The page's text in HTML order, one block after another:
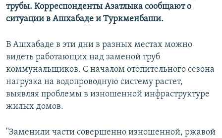
трубы. Корреспонденты Азатлыка сообщают о
ситуации в Ашхабаде и Туркменбаши.
В Ашхабаде в эти дни в разных местах можно
видеть работающих над заменой труб
коммунальщиков. С началом отопительного сезона
нагрузка на водопроводную систему растет,
выявляя проблемы в изношенной инфраструктуре
жилых домов.
"Заменили части совершенно изношенной, ржавой